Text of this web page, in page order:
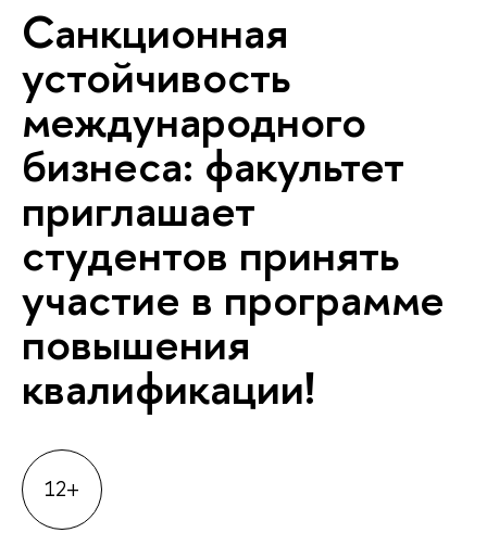
Санкционная
устойчивость
международного
бизнеса: факультет
приглашает
студентов принять
участие в программе
повышения
квалификации!
12+